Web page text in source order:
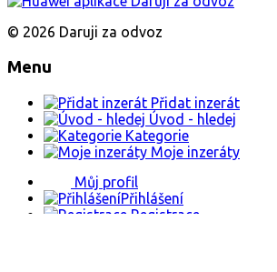
© 2026 Daruji za odvoz
Menu
Přidat inzerát
Úvod - hledej
Kategorie
Moje inzeráty
Můj profil
Přihlášení
Registrace